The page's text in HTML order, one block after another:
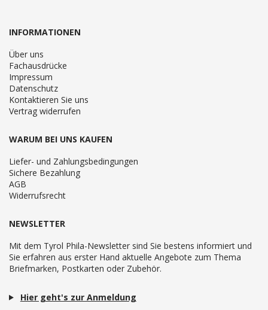
INFORMATIONEN
Über uns
Fachausdrücke
Impressum
Datenschutz
Kontaktieren Sie uns
Vertrag widerrufen
WARUM BEI UNS KAUFEN
Liefer- und Zahlungsbedingungen
Sichere Bezahlung
AGB
Widerrufsrecht
NEWSLETTER
Mit dem Tyrol Phila-Newsletter sind Sie bestens informiert und
Sie erfahren aus erster Hand aktuelle Angebote zum Thema
Briefmarken, Postkarten oder Zubehör.
Hier geht's zur Anmeldung